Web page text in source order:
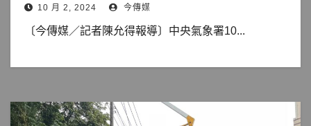
10 月 2, 2024 今傳媒
〔今傳媒／記者陳允得報導〕中央氣象署10...